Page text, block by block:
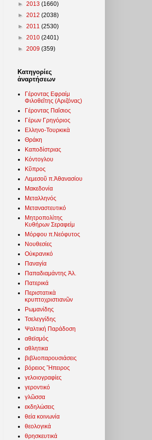
► 2013 (1660)
► 2012 (2038)
► 2011 (2530)
► 2010 (2401)
► 2009 (359)
Κατηγορίες
ἀναρτήσεων
Γέροντας Εφραίμ
Φιλοθεΐτης (Αριζόνας)
Γέροντας Παΐσιος
Γέρων Γρηγόριος
Ελληνο-Τουρκικὰ
Θράκη
Καποδίστριας
Κόντογλου
Κῦπρος
Λεμεσοῦ π.Ἀθανασίου
Μακεδονία
Μεταλληνός
Μεταναστευτικό
Μητροπολίτης
Κυθήρων Σεραφείμ
Μόρφου π.Νεόφυτος
Νουθεσίες
Οὐκρανικό
Παναγία
Παπαδιαμάντης Ἀλ.
Πατερικά
Περιστατικὰ
κρυπτοχριστιανῶν
Ρωμανίδης
Τσελεγγίδης
Ψαλτική Παράδοση
αθεϊσμός
αθλητικα
βιβλιοπαρουσιάσεις
βόρειος Ἤπειρος
γελοιογραφίες
γεροντικό
γλῶσσα
εκδηλώσεις
θεία κοινωνία
θεολογικά
θρησκευτικά